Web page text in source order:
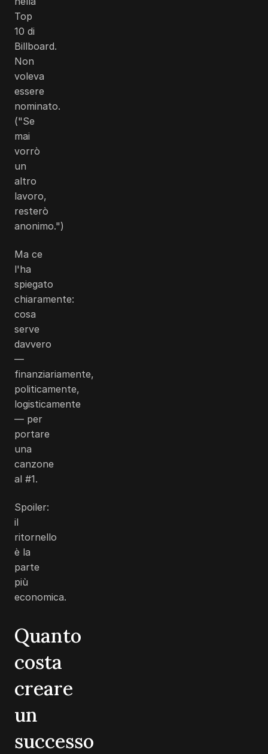
Top
10 di
Billboard.
Non
voleva
essere
nominato.
("Se
mai
vorrò
un
altro
lavoro,
resterò
anonimo.")
Ma ce
l'ha
spiegato
chiaramente:
cosa
serve
davvero
—
finanziariamente,
politicamente,
logisticamente
— per
portare
una
canzone
al #1.
Spoiler:
il
ritornello
è la
parte
più
economica.
Quanto
costa
creare
un
successo